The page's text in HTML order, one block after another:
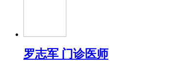
罗志军 门诊医师